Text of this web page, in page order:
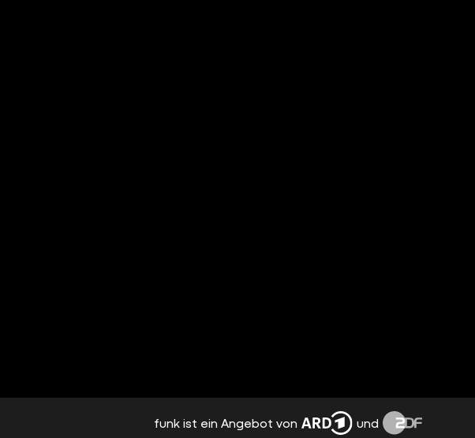
funk ist ein Angebot von und